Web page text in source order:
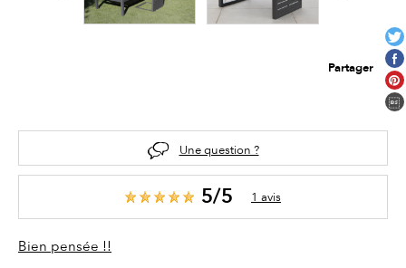
Partager
Une question ?
5/5 1 avis
Bien pensée !!